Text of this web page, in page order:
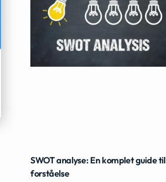
SWOT analyse: En komplet guide til
forståelse